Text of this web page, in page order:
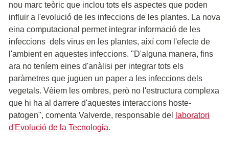
nou marc teòric que inclou tots els aspectes que poden
influir a l'evolució de les infeccions de les plantes. La nova
eina computacional permet integrar informació de les
infeccions dels virus en les plantes, així com l'efecte de
l'ambient en aquestes infeccions. "D'alguna manera, fins
ara no teníem eines d'anàlisi per integrar tots els
paràmetres que juguen un paper a les infeccions dels
vegetals. Vèiem les ombres, però no l'estructura complexa
que hi ha al darrere d'aquestes interaccions hoste-
patogen", comenta Valverde, responsable del
laboratori
d'Evolució de la Tecnologia.